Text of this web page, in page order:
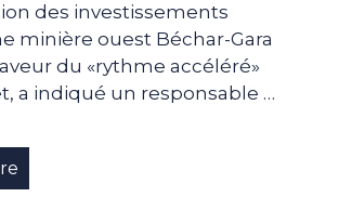
des investissements
minière ouest Béchar-Gara
du «rythme accéléré»
a indiqué un responsable …